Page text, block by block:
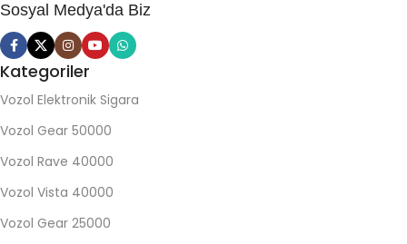
Sosyal Medya'da Biz
Kategoriler
Vozol Elektronik Sigara
Vozol Gear 50000
Vozol Rave 40000
Vozol Vista 40000
Vozol Gear 25000